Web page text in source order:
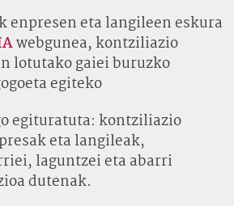
enpresen eta langileen eskura
webgunea, kontziliazio
lotutako gaiei buruzko
egiteko
egituratuta: kontziliazio
eta langileak,
laguntzei eta abarri
dutenak.